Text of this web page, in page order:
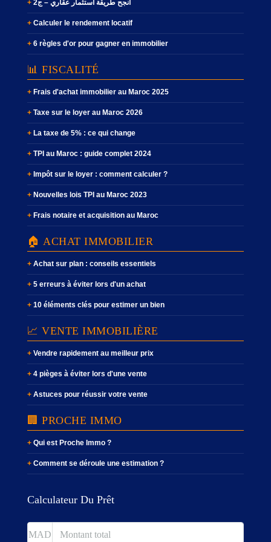
أنجح طريقة استثمار عقاري – ج2
Calculer le rendement locatif
6 règles d'or pour gagner en immobilier
📊 FISCALITÉ
Frais d'achat immobilier au Maroc 2025
Taxe sur le loyer au Maroc 2026
La taxe de 5% : ce qui change
TPI au Maroc : guide complet 2024
Impôt sur le loyer : comment calculer ?
Nouvelles lois TPI au Maroc 2023
Frais notaire et acquisition au Maroc
🏠 ACHAT IMMOBILIER
Achat sur plan : conseils essentiels
5 erreurs à éviter lors d'un achat
10 éléments clés pour estimer un bien
📈 VENTE IMMOBILIÈRE
Vendre rapidement au meilleur prix
4 pièges à éviter lors d'une vente
Astuces pour réussir votre vente
🏢 PROCHE IMMO
Qui est Proche Immo ?
Comment se déroule une estimation ?
Calculateur Du Prêt
MAD